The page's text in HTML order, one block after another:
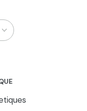
par vous même n?
perfection n?existant
des travaux
dans les lieux. L?
belles années avec
que vous pourrez
façade !Pour plus